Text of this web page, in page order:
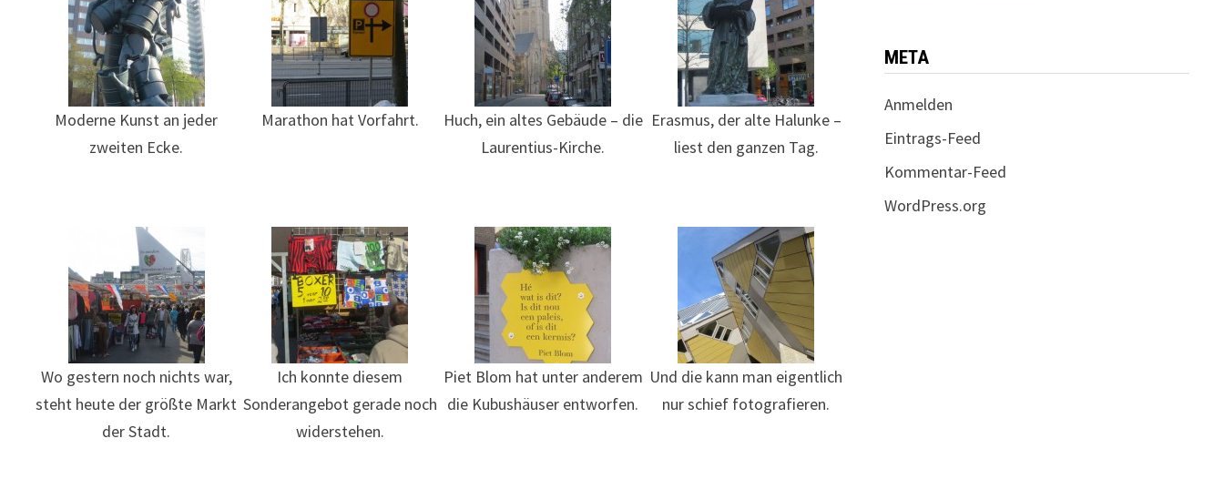
Moderne Kunst an jeder
zweiten Ecke.
Marathon hat Vorfahrt.
Huch, ein altes Gebäude – die
Laurentius-Kirche.
Erasmus, der alte Halunke –
liest den ganzen Tag.
Wo gestern noch nichts war,
steht heute der größte Markt
der Stadt.
Ich konnte diesem
Sonderangebot gerade noch
widerstehen.
Piet Blom hat unter anderem
die Kubushäuser entworfen.
Und die kann man eigentlich
nur schief fotografieren.
META
Anmelden
Eintrags-Feed
Kommentar-Feed
WordPress.org